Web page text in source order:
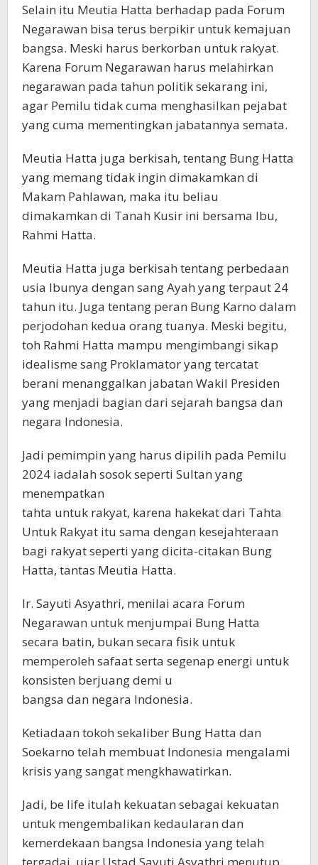
Selain itu Meutia Hatta berhadap pada Forum
Negarawan bisa terus berpikir untuk kemajuan
bangsa. Meski harus berkorban untuk rakyat.
Karena Forum Negarawan harus melahirkan
negarawan pada tahun politik sekarang ini,
agar Pemilu tidak cuma menghasilkan pejabat
yang cuma mementingkan jabatannya semata.
Meutia Hatta juga berkisah, tentang Bung Hatta
yang memang tidak ingin dimakamkan di
Makam Pahlawan, maka itu beliau
dimakamkan di Tanah Kusir ini bersama Ibu,
Rahmi Hatta.
Meutia Hatta juga berkisah tentang perbedaan
usia Ibunya dengan sang Ayah yang terpaut 24
tahun itu. Juga tentang peran Bung Karno dalam
perjodohan kedua orang tuanya. Meski begitu,
toh Rahmi Hatta mampu mengimbangi sikap
idealisme sang Proklamator yang tercatat
berani menanggalkan jabatan Wakil Presiden
yang menjadi bagian dari sejarah bangsa dan
negara Indonesia.
Jadi pemimpin yang harus dipilih pada Pemilu
2024 iadalah sosok seperti Sultan yang
menempatkan
tahta untuk rakyat, karena hakekat dari Tahta
Untuk Rakyat itu sama dengan kesejahteraan
bagi rakyat seperti yang dicita-citakan Bung
Hatta, tantas Meutia Hatta.
Ir. Sayuti Asyathri, menilai acara Forum
Negarawan untuk menjumpai Bung Hatta
secara batin, bukan secara fisik untuk
memperoleh safaat serta segenap energi untuk
konsisten berjuang demi u
bangsa dan negara Indonesia.
Ketiadaan tokoh sekaliber Bung Hatta dan
Soekarno telah membuat Indonesia mengalami
krisis yang sangat mengkhawatirkan.
Jadi, be life itulah kekuatan sebagai kekuatan
untuk mengembalikan kedaularan dan
kemerdekaan bangsa Indonesia yang telah